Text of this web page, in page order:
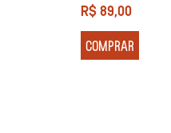
R$89,00
COMPRAR